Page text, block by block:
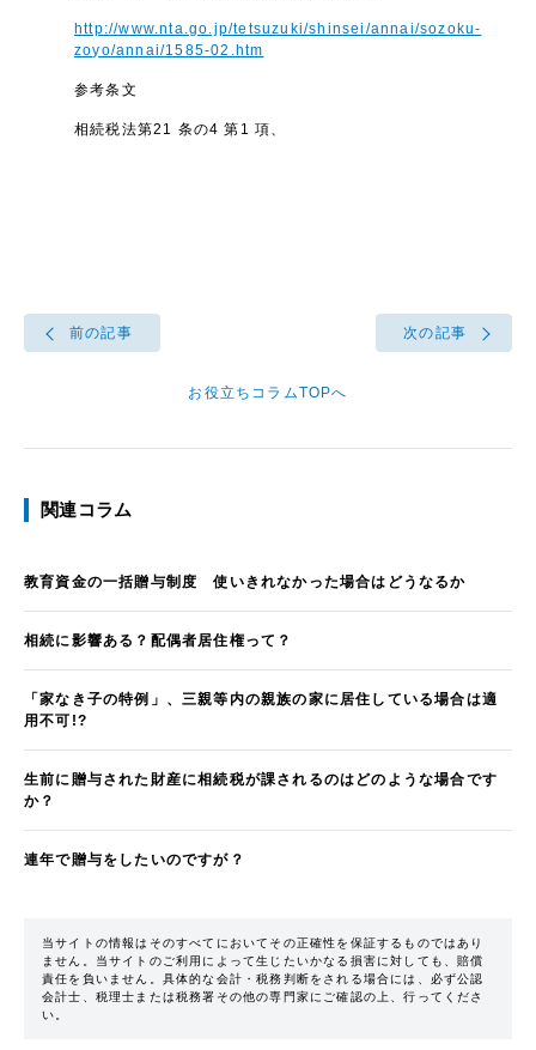
http://www.nta.go.jp/tetsuzuki/shinsei/annai/sozoku-
zoyo/annai/1585-02.htm
参考条文
相続税法第21 条の4 第1 項、
前の記事
お役立ちコラムTOPへ
次の記事
関連コラム
教育資金の一括贈与制度 使いきれなかった場合はどうなるか
相続に影響ある？配偶者居住権って？
「家なき子の特例」、三親等内の親族の家に居住している場合は適
用不可!?
生前に贈与された財産に相続税が課されるのはどのような場合です
か？
連年で贈与をしたいのですが？
当サイトの情報はそのすべてにおいてその正確性を保証するものではあり
ません。当サイトのご利用によって生じたいかなる損害に対しても、賠償
責任を負いません。具体的な会計・税務判断をされる場合には、必ず公認
会計士、税理士または税務署その他の専門家にご確認の上、行ってくださ
い。